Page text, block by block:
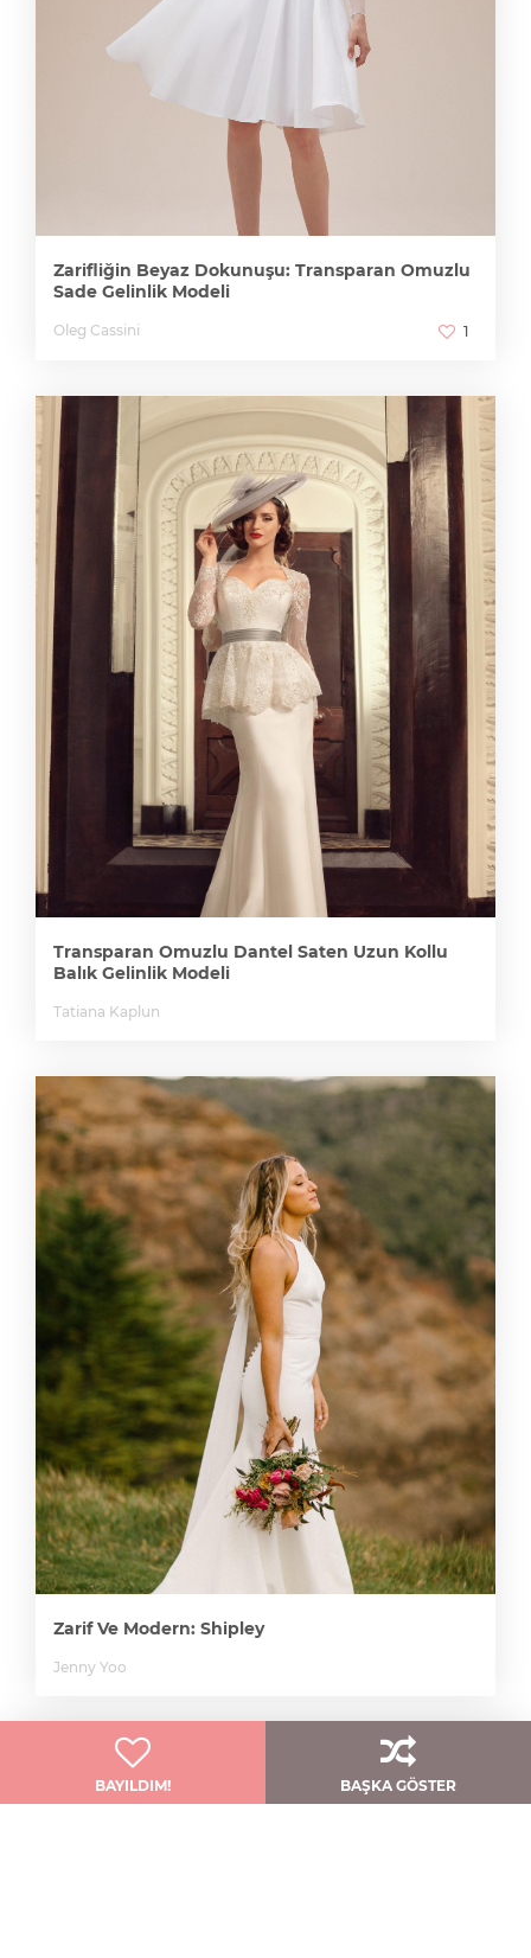
BAYILDIM! BAŞKA GÖSTER
Zarifliğin Beyaz Dokunuşu: Transparan Omuzlu
Sade Gelinlik Modeli
Oleg Cassini 1
Transparan Omuzlu Dantel Saten Uzun Kollu
Balık Gelinlik Modeli
Tatiana Kaplun
Zarif Ve Modern: Shipley
Jenny Yoo